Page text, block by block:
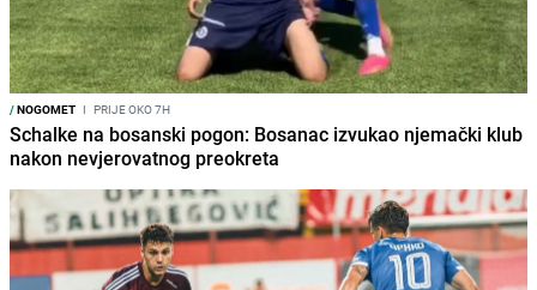
/NOGOMET I PRIJE OKO 7H
Schalke na bosanski pogon: Bosanac izvukao njemački klub
nakon nevjerovatnog preokreta